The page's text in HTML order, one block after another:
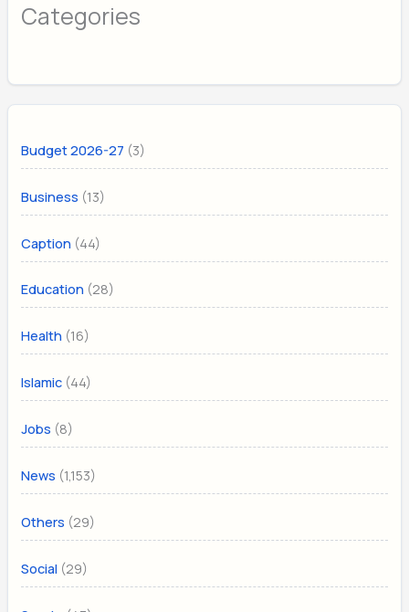
Categories
Budget 2026-27 (3)
Business (13)
Caption (44)
Education (28)
Health (16)
Islamic (44)
Jobs (8)
News (1,153)
Others (29)
Social (29)